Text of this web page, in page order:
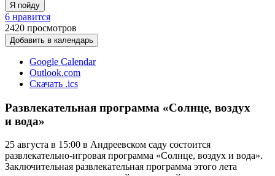
Я пойду
6 нравится
2420 просмотров
Добавить в календарь
Google Calendar
Outlook.com
Скачать .ics
Развлекательная программа «Солнце, воздух
и вода»
25 августа в 15:00 в Андреевском саду состоится
развлекательно-игровая программа «Солнце, воздух и вода».
Заключительная развлекательная программа этого лета